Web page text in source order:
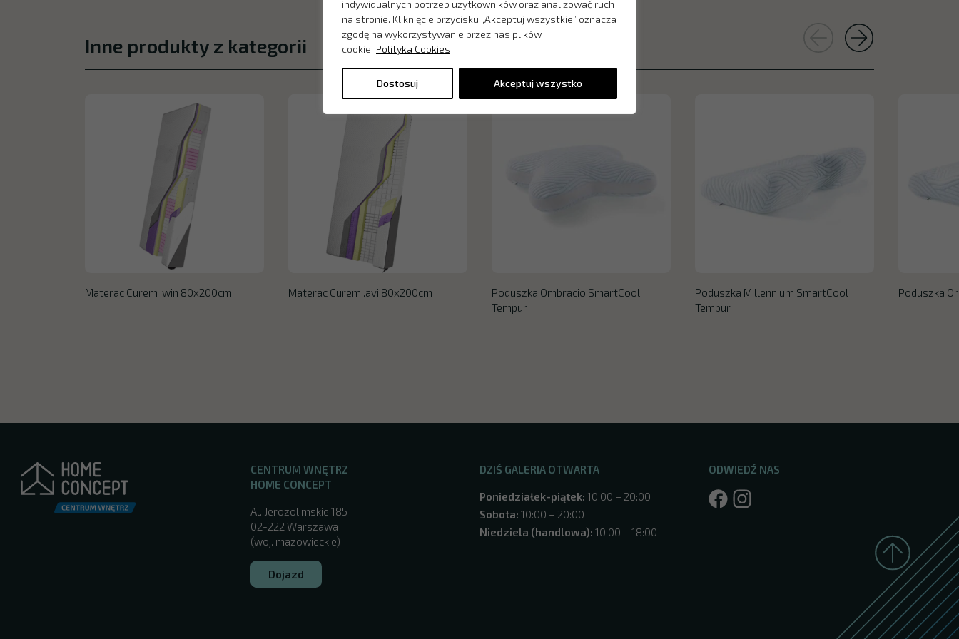
indywidualnych potrzeb użytkowników oraz analizować ruch
na stronie. Kliknięcie przycisku „Akceptuj wszystkie” oznacza
zgodę na wykorzystywanie przez nas plików
cookie. Polityka Cookies
Dostosuj Akceptuj wszystko
Inne produkty z kategorii
Materac Curem .win 80x200cm Materac Curem .avi 80x200cm
Poduszka Ombracio SmartCool
Tempur
Poduszka Millennium SmartCool
Tempur
Poduszka
CENTRUM WNĘTRZ
HOME CONCEPT
Al. Jerozolimskie 185
02-222 Warszawa
(woj. mazowieckie)
Dojazd
DZIŚ GALERIA OTWARTA
Poniedziałek-piątek: 10:00 – 20:00
Sobota: 10:00 – 20:00
Niedziela (handlowa): 10:00 – 18:00
ODWIEDŹ NAS